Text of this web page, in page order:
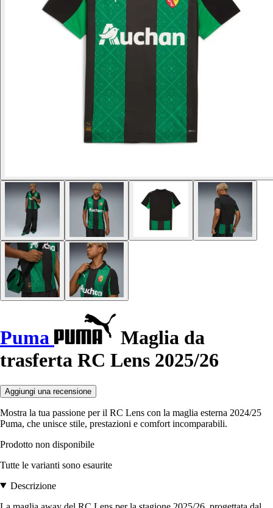
Puma
Maglia da
trasferta RC Lens 2025/26
Aggiungi una recensione
Mostra la tua passione per il RC Lens con la maglia esterna 2024/25
Puma, che unisce stile, prestazioni e comfort incomparabili.
Prodotto non disponibile
Tutte le varianti sono esaurite
Descrizione